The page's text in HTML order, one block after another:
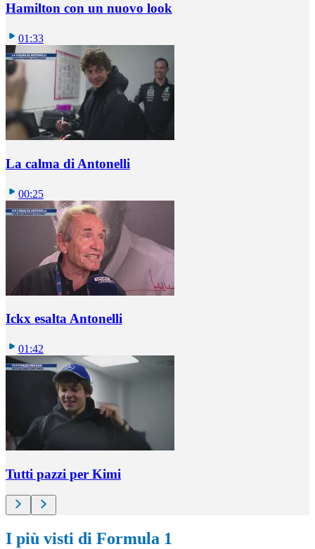
Hamilton con un nuovo look
01:33
La calma di Antonelli
00:25
Ickx esalta Antonelli
01:42
Tutti pazzi per Kimi
I più visti di Formula 1